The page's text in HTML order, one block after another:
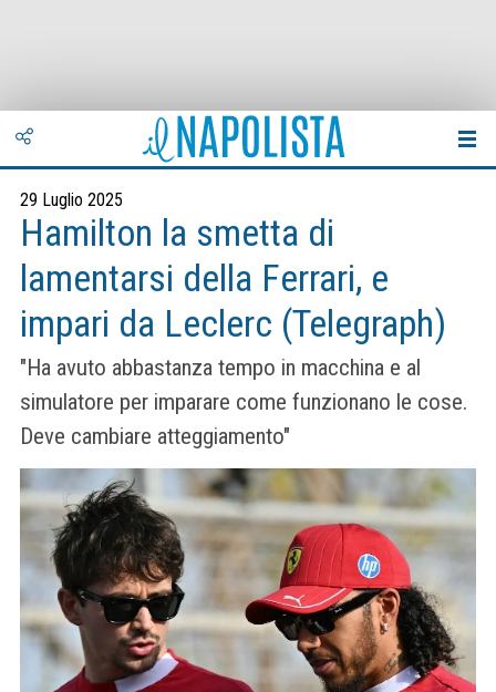
29 Luglio 2025
Hamilton la smetta di
lamentarsi della Ferrari, e
impari da Leclerc (Telegraph)
"Ha avuto abbastanza tempo in macchina e al
simulatore per imparare come funzionano le cose.
Deve cambiare atteggiamento"